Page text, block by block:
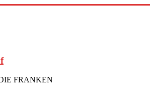
FRANKEN